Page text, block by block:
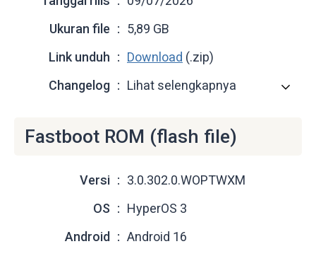
Ukuran file
5,89 GB
Link unduh
Download (.zip)
Changelog
Lihat selengkapnya
Fastboot ROM (flash file)
Versi
3.0.302.0.WOPTWXM
OS
HyperOS 3
Android
Android 16